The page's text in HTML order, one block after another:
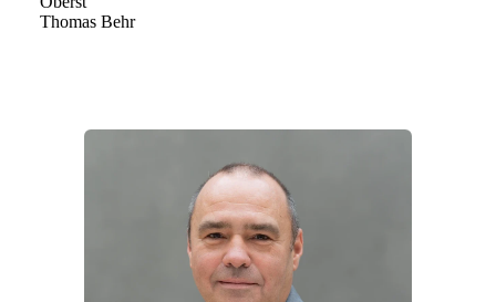
Thomas Behr